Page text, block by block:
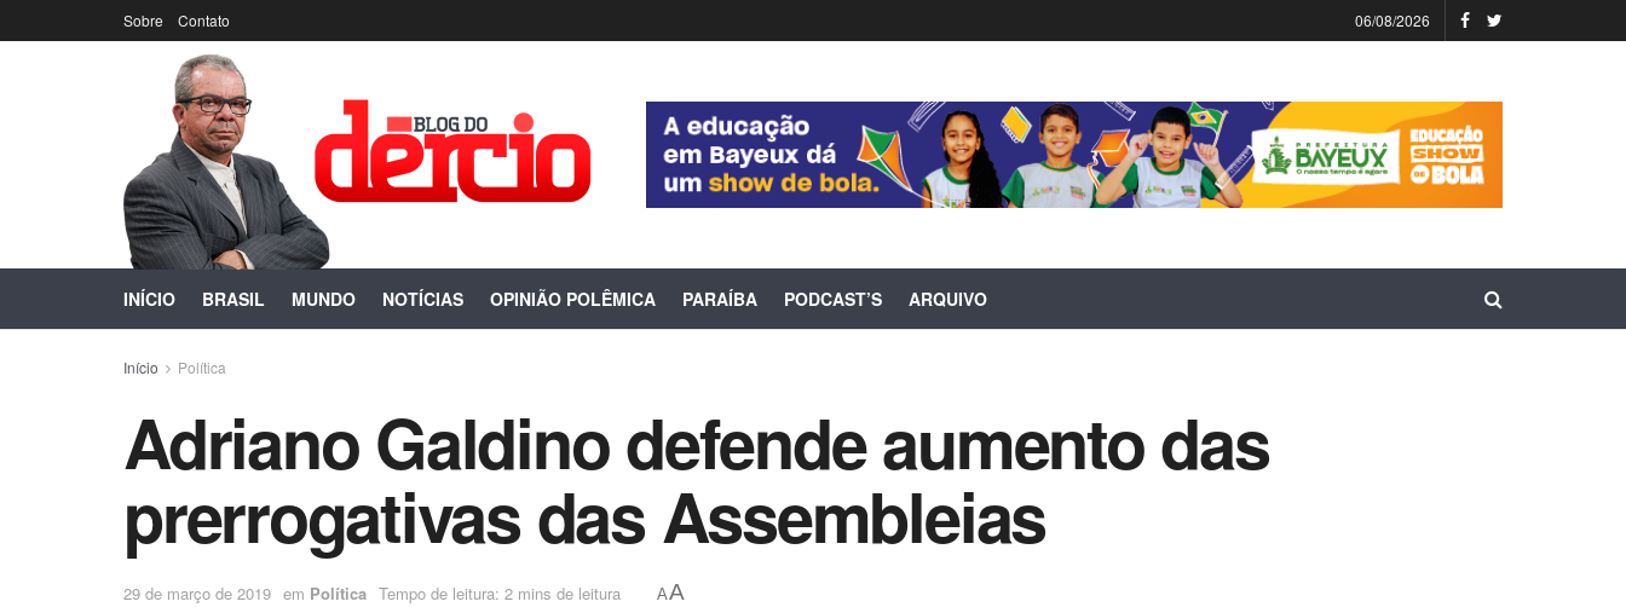
Sobre Contato 06/08/2026
INÍCIO BRASIL MUNDO NOTÍCIAS OPINIÃO POLÊMICA PARAÍBA PODCAST’S ARQUIVO
Início Política
Adriano Galdino defende aumento das
prerrogativas das Assembleias
29 de março de 2019 em Política Tempo de leitura: 2 mins de leitura AA